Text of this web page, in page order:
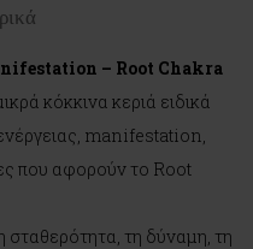
– Root Chakra
κόκκινα κεριά ειδικά
manifestation,
που αφορούν το Root
σταθερότητα, τη δύναμη, τη